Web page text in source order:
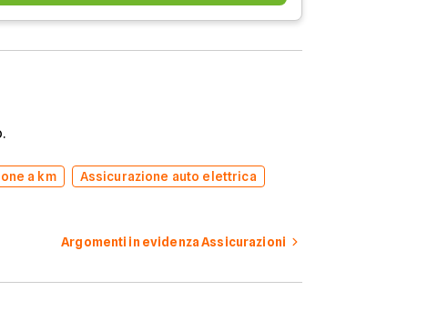
a km
Assicurazione auto elettrica
Argomenti in evidenza Assicurazioni